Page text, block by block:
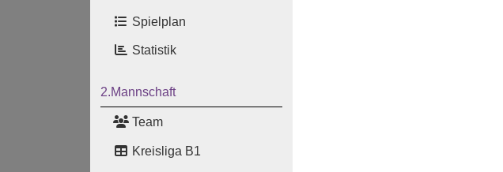
Spielplan
Statistik
2.Mannschaft
Team
Kreisliga B1